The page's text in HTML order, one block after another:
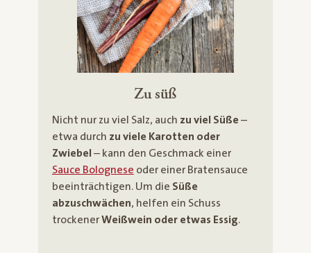
Zu süß
Nicht nur zu viel Salz, auch zu viel Süße –
etwa durch zu viele Karotten oder
Zwiebel – kann den Geschmack einer
Sauce Bolognese oder einer Bratensauce
beeinträchtigen. Um die Süße
abzuschwächen, helfen ein Schuss
trockenerWeißwein oder etwas Essig.